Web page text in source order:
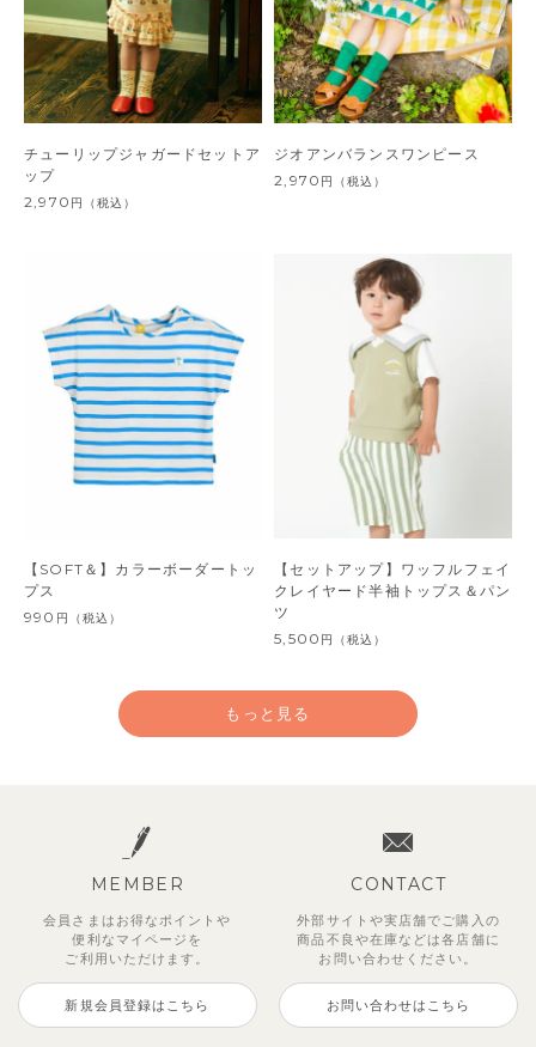
チューリップジャガードセットア
ップ
2,970 円 （税込）
ジオアンバランスワンピース
2,970 円 （税込）
【SOFT＆】カラーボーダートッ
プス
990 円 （税込）
【セットアップ】ワッフルフェイ
クレイヤード半袖トップス＆パン
ツ
5,500 円 （税込）
もっと見る
MEMBER
会員さまはお得なポイントや
便利な マイページを
ご利用いただけます。
新規会員登録はこちら
CONTACT
外部サイトや実店舗でご購入の
商品不良や在庫などは各店舗に
お問い合わせください。
お問い合わせはこちら